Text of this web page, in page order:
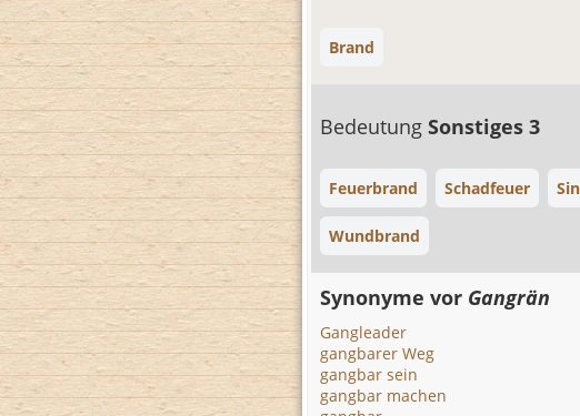
Brand
Bedeutung Sonstiges 3
Feuerbrand Schadfeuer
Wundbrand
Synonyme vor Gangrän
Gangleader
gangbarer Weg
gangbar sein
gangbar machen